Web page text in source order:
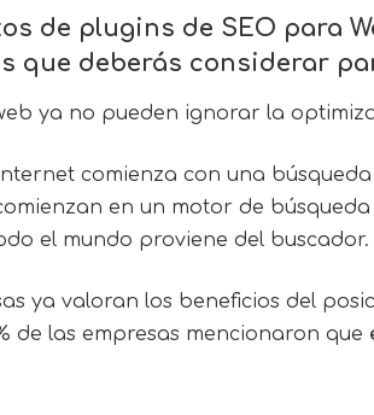
de plugins de SEO para
que deberás considerar
ya no pueden ignorar la
comienza con una búsqueda
en un motor de búsqueda
el mundo proviene del buscador.
ya valoran los beneficios del
de las empresas mencionaron que